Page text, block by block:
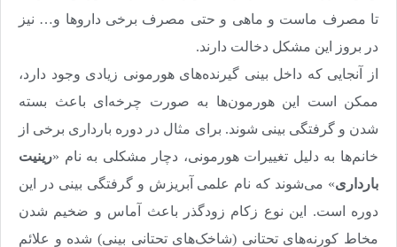
تا مصرف ماست و ماهی و حتی مصرف برخی داروها و… نیز
در بروز این مشکل دخالت دارند.
از آنجایی که داخل بینی گیرنده‌های هورمونی زیادی وجود دارد،
ممکن است این هورمون‌ها به صورت چرخه‌ای باعث بسته
‌شدن و گرفتگی بینی شوند. برای مثال در دوره بارداری برخی از
خانم‌ها به دلیل تغییرات هورمونی، دچار مشکلی به نام «رینیت
بارداری» می‌شوند که نام علمی آبریزش و گرفتگی بینی در این
دوره است. این نوع زکام زودگذر باعث آماس و ضخیم‌ شدن
مخاط کورنه‌های تحتانی (شاخک‌های تحتانی بینی) شده و علائم